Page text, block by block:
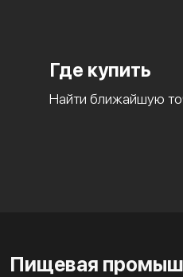
Где купить
Найти ближайшую
Пищевая